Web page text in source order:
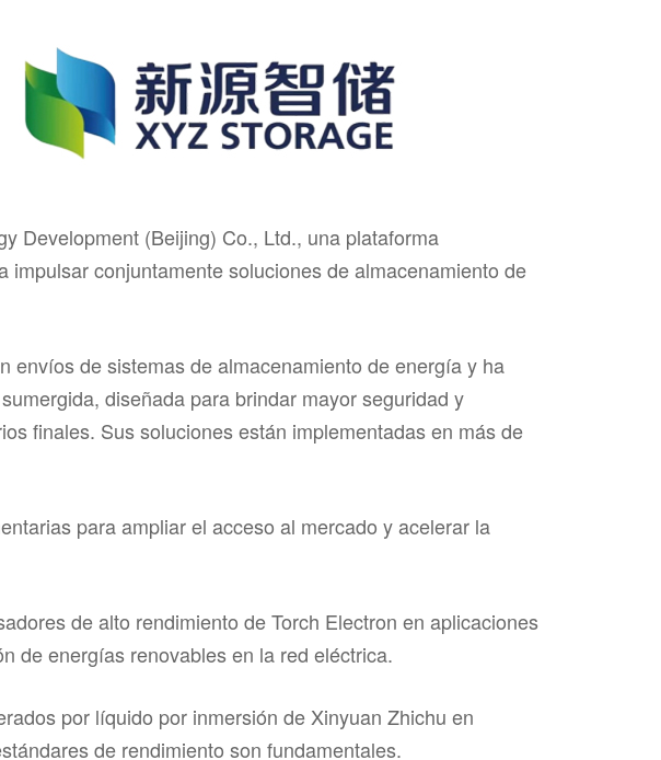
Development (Beijing) Co., Ltd., una plataforma
conjuntamente soluciones de almacenamiento de
envíos de sistemas de almacenamiento de energía y ha
diseñada para brindar mayor seguridad y
finales. Sus soluciones están implementadas en más de
para ampliar el acceso al mercado y acelerar la
de alto rendimiento de Torch Electron en aplicaciones
de energías renovables en la red eléctrica.
por líquido por inmersión de Xinyuan Zhichu en
de rendimiento son fundamentales.